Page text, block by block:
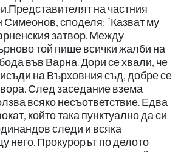
на частния
споделя: “Казват му
затвор. Между
той пише всички жалби на
във Варна. Дори се хвали, че
на Върховния съд, добре се
След заседание взема
всяко несъответствие. Едва
който така пунктуално да си
следи и всяка
него. Прокурорът по делото